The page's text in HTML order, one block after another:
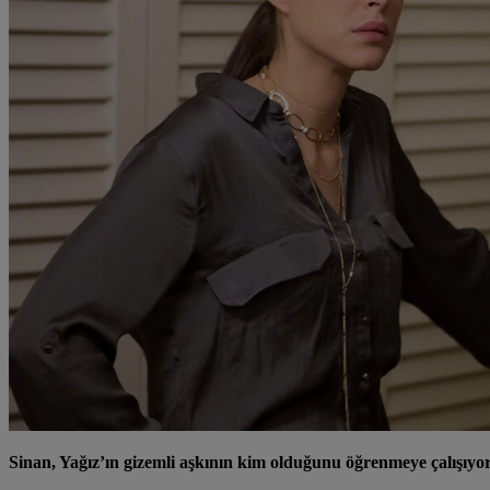
Sinan, Yağız’ın gizemli aşkının kim olduğunu öğrenmeye